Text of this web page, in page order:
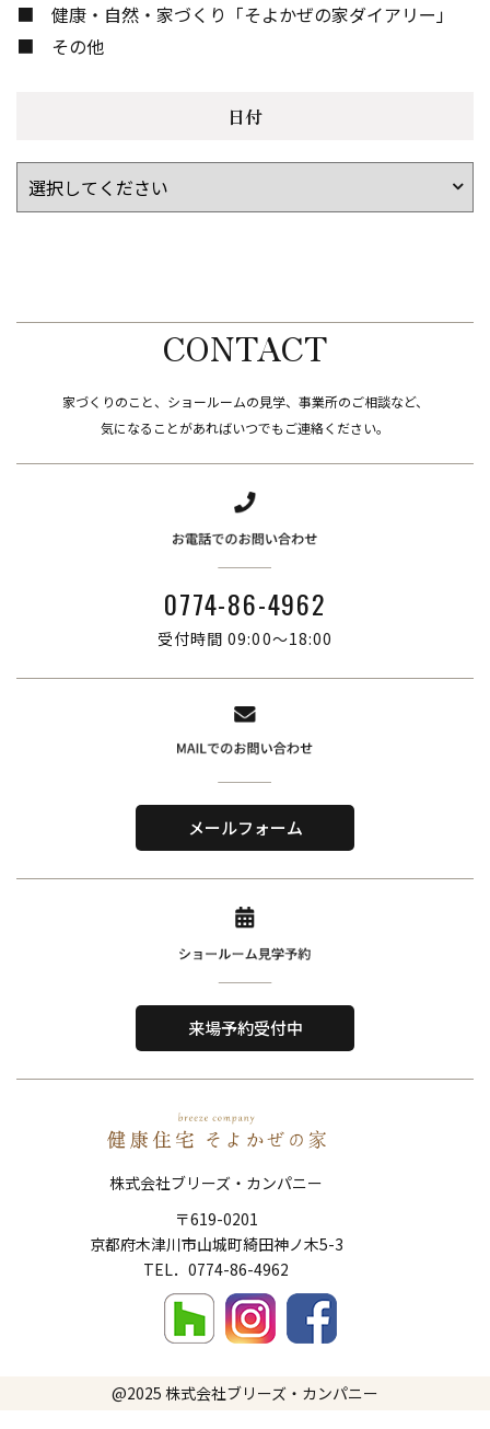
株式会社ブリーズ・カンパニー
〒619-0201
京都府木津川市山城町綺田神ノ木5-3
About Us
私たちについて
選ばれる理由
Performance
住宅性能
Works
施工事例
FAQ
よくある質問
News
新着情報
Contact
健康・自然・家づくり「そよかぜの家ダイアリー」
その他
日付
CONTACT
家づくりのこと、ショールームの見学、事業所のご相談など、
​​​​​​​気になることがあればいつでもご連絡ください。
0774-86-4962
受付時間 09:00～18:00
メールフォーム
来場予約受付中
株式会社ブリーズ・カンパニー
〒619-0201
京都府木津川市山城町綺田神ノ木5-3
​​​​​​​TEL． 0774-86-4962
@2025 株式会社ブリーズ・カンパニー